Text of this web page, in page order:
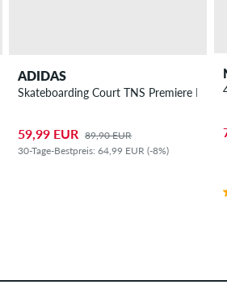
ADIDAS
Skateboarding Court TNS Premiere RT
59,99 EUR 89,90 EUR
30-Tage-Bestpreis: 64,99 EUR (-8%)